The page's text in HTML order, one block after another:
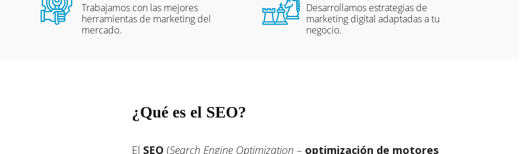
Trabajamos con las mejores
herramientas de marketing del
mercado.
Desarrollamos estrategias de
marketing digital adaptadas a tu
negocio.
¿Qué es el SEO?
El SEO (Search Engine Optimization – optimización de motores